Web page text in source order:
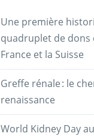
Une première
quadruplet de dons
France et la Suisse
Greffe rénale : le
renaissance
World Kidney Day